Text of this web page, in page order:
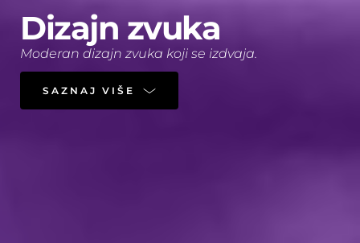
Dizajn zvuka
Moderan dizajn zvuka koji se izdvaja.
SAZNAJ VIŠE